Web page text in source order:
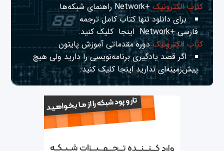
کتاب الکترونیک+Network راهنمای شبکه‌ها
برای دانلود تنها کتاب کامل ترجمه
فارسی +Network
اینجا کلیک کنید.
کتاب الکترونیکدوره مقدماتی آموزش پایتون
اگر قصد یادگیری برنامه‌نویسی را دارید ولی هیچ
پیش‌زمینه‌ای نداریداینجا کلیک کنید.